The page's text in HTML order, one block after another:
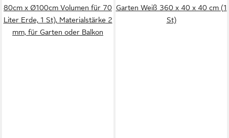
80cm x Ø100cm Volumen für 70
Liter Erde, 1 St), Materialstärke 2
mm, für Garten oder Balkon
Garten Weiß 360 x 40 x 40 cm (1
St)